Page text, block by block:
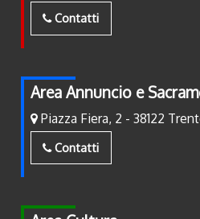
Contatti
Area Annuncio e
Piazza Fiera, 2 - 38122
Contatti